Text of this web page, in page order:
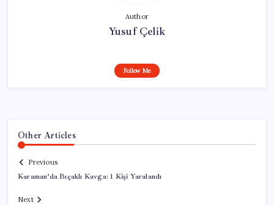
Author
Yusuf Çelik
Follow Me
Other Articles
Previous
Karaman’da Bıçaklı Kavga: 1 Kişi Yaralandı
Next